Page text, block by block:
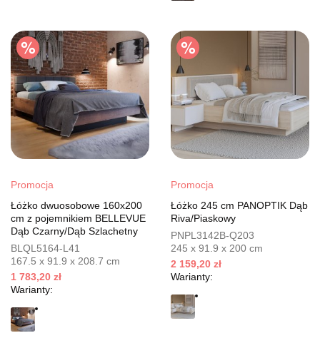
Promocja
Łóżko dwuosobowe 160x200
cm z pojemnikiem BELLEVUE
Dąb Czarny/Dąb Szlachetny
BLQL5164-L41
167.5 x 91.9 x 208.7 cm
1 783,20 zł
Warianty:
Promocja
Łóżko 245 cm PANOPTIK Dąb
Riva/Piaskowy
PNPL3142B-Q203
245 x 91.9 x 200 cm
2 159,20 zł
Warianty: